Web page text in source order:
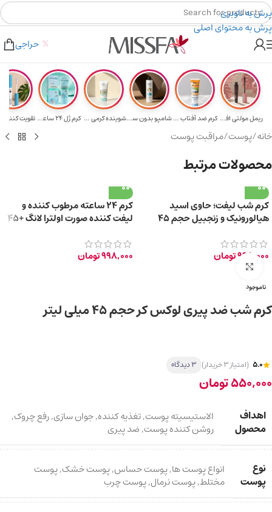
پرش به ناوبری
پرش به محتوای اصلی
۲٪ تخفیف روی سبد خرید برای روش کارت به کارت
هدیه برای خرید های بالای ۵ میلیون تومن
حراجی
ریمل مولتی افکت... کرم ضد آفتاب حا... شامپو بدون سولف... شوینده کرمی صور... کرم ژل ۲۴ ساعته... تقویت‌ کننده
خانه/پوست/مراقبت پوست
محصولات مرتبط
کرم شب لیفت؛ حاوی اسید
هیالورونیک و زنجبیل حجم 45
998,000تومان
کرم ۲۴ ساعته مرطوب کننده و
لیفت کننده صورت اولترا لانگ +45
998,000تومان
ناموجود
برای بزرگ‌نمایی کلیک کنید
کرم شب ضد پیری لوکس کر حجم ۴۵ میلی لیتر
5.0 (امتیاز 3 خریدار) 3 دیدگاه
550,000تومان
اهداف
محصول
الاستیسیته پوست,تغذیه کننده,جوان سازی,رفع چروک,
روشن کننده پوست,ضد پیری
نوع
پوست
انواع پوست ها,پوست حساس,پوست خشک,پوست
مختلط,پوست نرمال,پوست چرب